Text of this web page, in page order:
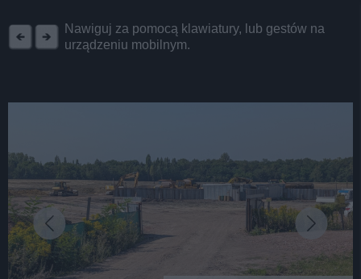
Nawiguj za pomocą klawiatury, lub gestów na
urządzeniu mobilnym.